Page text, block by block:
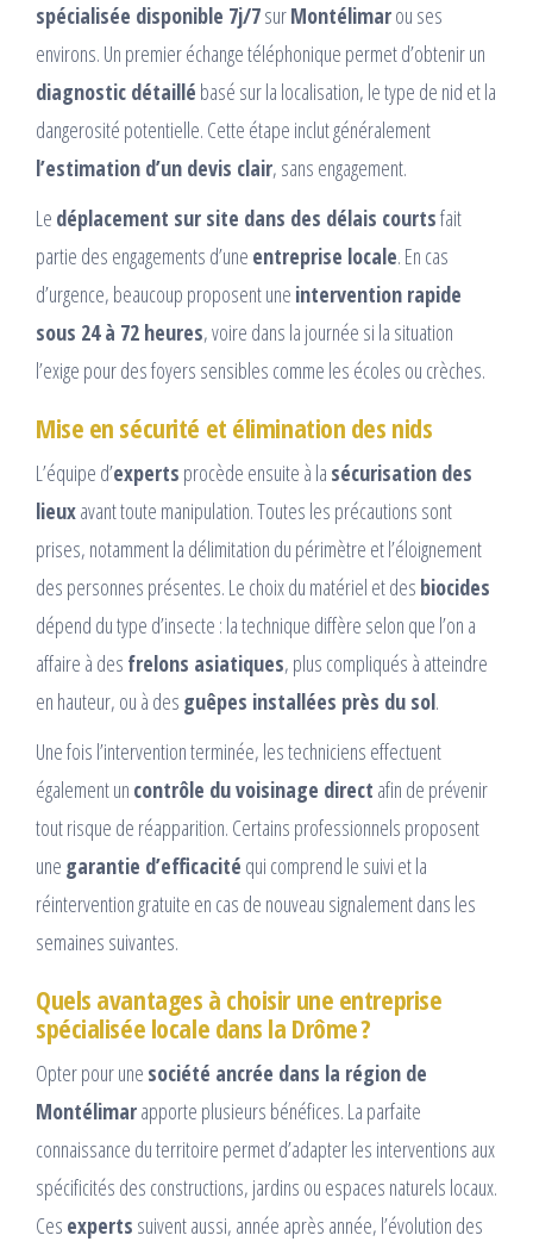
spécialisée disponible 7j/7surMontélimarou ses
environs. Un premier échange téléphonique permet d’obtenir un
diagnostic détaillé basé sur la localisation, le type de nid et la
dangerosité potentielle. Cette étape inclut généralement
l’estimation d’un devis clair, sans engagement.
Le déplacement sur site dans des délais courtsfait
partie des engagements d’une entreprise locale. En cas
d’urgence, beaucoup proposent une intervention rapide
sous 24 à 72 heures, voire dans la journée si la situation
l’exige pour des foyers sensibles comme les écoles ou crèches.
Mise en sécurité et élimination des nids
L’équipe d’experts procède ensuite à la sécurisation des
lieuxavant toute manipulation. Toutes les précautions sont
prises, notamment la délimitation du périmètre et l’éloignement
des personnes présentes. Le choix du matériel et des biocides
dépend du type d’insecte : la technique diffère selon que l’on a
affaire à des frelons asiatiques, plus compliqués à atteindre
en hauteur, ou à des guêpes installées près du sol.
Une fois l’intervention terminée, les techniciens effectuent
également un contrôle du voisinage direct afin de prévenir
tout risque de réapparition. Certains professionnels proposent
une garantie d’efficacité qui comprend le suivi et la
réintervention gratuite en cas de nouveau signalement dans les
semaines suivantes.
Quels avantages à choisir une entreprise
spécialisée locale dans la Drôme ?
Opter pour une société ancrée dans la région de
Montélimarapporte plusieurs bénéfices. La parfaite
connaissance du territoire permet d’adapter les interventions aux
spécificités des constructions, jardins ou espaces naturels locaux.
Ces experts suivent aussi, année après année, l’évolution des